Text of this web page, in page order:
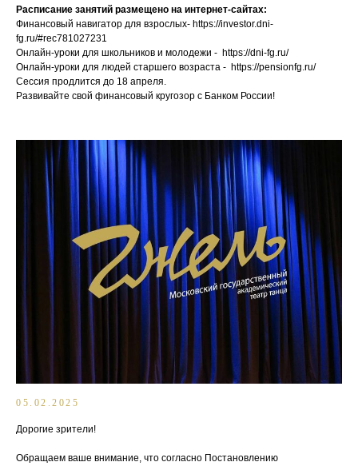
Расписание занятий размещено на интернет-сайтах:
Финансовый навигатор для взрослых- https://investor.dni-
fg.ru/#rec781027231
Онлайн-уроки для школьников и молодежи - https://dni-fg.ru/
Онлайн-уроки для людей старшего возраста - https://pensionfg.ru/
Сессия продлится до 18 апреля.
Развивайте свой финансовый кругозор с Банком России!
05.02.2025
Дорогие зрители!
Обращаем ваше внимание, что согласно Постановлению